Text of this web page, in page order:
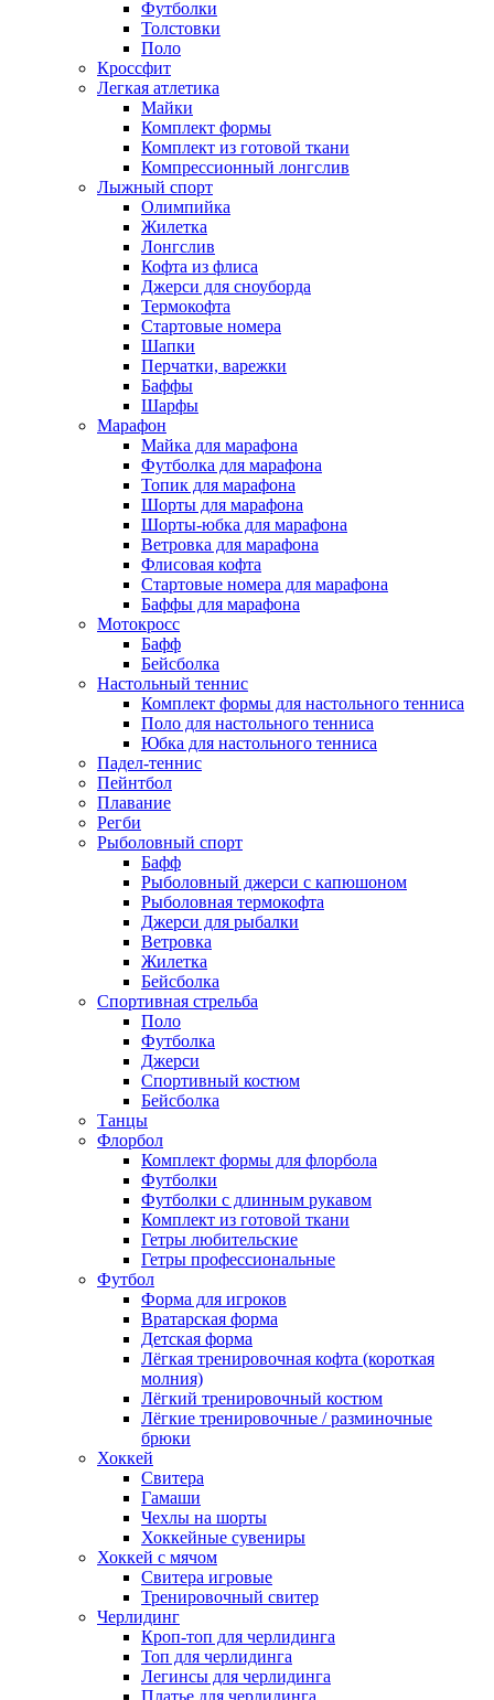
Футболки
Толстовки
Поло
Кроссфит
Легкая атлетика
Майки
Комплект формы
Комплект из готовой ткани
Компрессионный лонгслив
Лыжный спорт
Олимпийка
Жилетка
Лонгслив
Кофта из флиса
Джерси для сноуборда
Термокофта
Стартовые номера
Шапки
Перчатки, варежки
Баффы
Шарфы
Марафон
Майка для марафона
Футболка для марафона
Топик для марафона
Шорты для марафона
Шорты-юбка для марафона
Ветровка для марафона
Флисовая кофта
Стартовые номера для марафона
Баффы для марафона
Мотокросс
Бафф
Бейсболка
Настольный теннис
Комплект формы для настольного тенниса
Поло для настольного тенниса
Юбка для настольного тенниса
Падел-теннис
Пейнтбол
Плавание
Регби
Рыболовный спорт
Бафф
Рыболовный джерси с капюшоном
Рыболовная термокофта
Джерси для рыбалки
Ветровка
Жилетка
Бейсболка
Спортивная стрельба
Поло
Футболка
Джерси
Спортивный костюм
Бейсболка
Танцы
Флорбол
Комплект формы для флорбола
Футболки
Футболки с длинным рукавом
Комплект из готовой ткани
Гетры любительские
Гетры профессиональные
Футбол
Форма для игроков
Вратарская форма
Детская форма
Лёгкая тренировочная кофта (короткая
молния)
Лёгкий тренировочный костюм
Лёгкие тренировочные / разминочные
брюки
Хоккей
Свитера
Гамаши
Чехлы на шорты
Хоккейные сувениры
Хоккей с мячом
Свитера игровые
Тренировочный свитер
Черлидинг
Кроп-топ для черлидинга
Топ для черлидинга
Легинсы для черлидинга
Платье для черлидинга